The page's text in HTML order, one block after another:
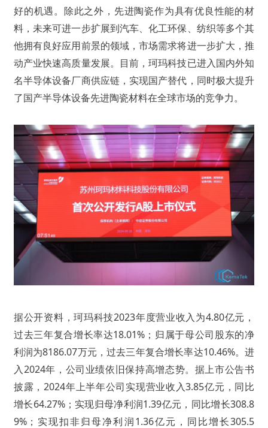
好的机遇。除此之外，先进陶瓷作为具有优良性能的材
料，未来可进一步扩展到汽车、化工环保、纺织等多个其
他拥有良好应用前景的领域，市场需求将进一步扩大，推
动产业快速高质量发展。目前，珂玛科技已进入国内外知
名半导体设备厂商供应链，实现国产替代，同时极大提升
了国产半导体设备先进陶瓷材料在全球市场的竞争力。
据公开资料，珂玛科技2023年度营业收入为4.80亿元，
过去三年复合增长率达18.01%；归属于母公司股东的净
利润为8186.07万元，过去三年复合增长率达10.46%。进
入2024年，公司业绩依旧保持高增态势。据上市公告书
披露，2024年上半年公司实现营业收入3.85亿元，同比
增长64.27%；实现归母净利润1.39亿元，同比增长308.8
9%；实现扣非归母净利润1.36亿元，同比增长305.5